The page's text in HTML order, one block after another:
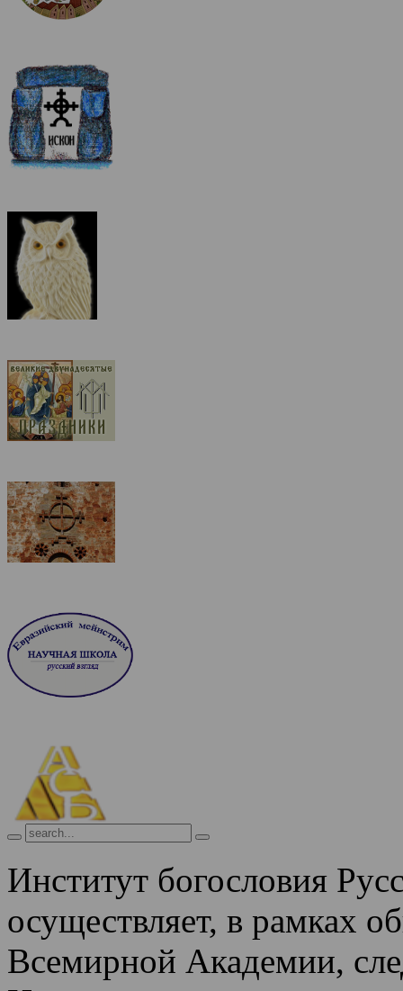
Институт богословия
осуществляет, в рамках
Всемирной Академии,